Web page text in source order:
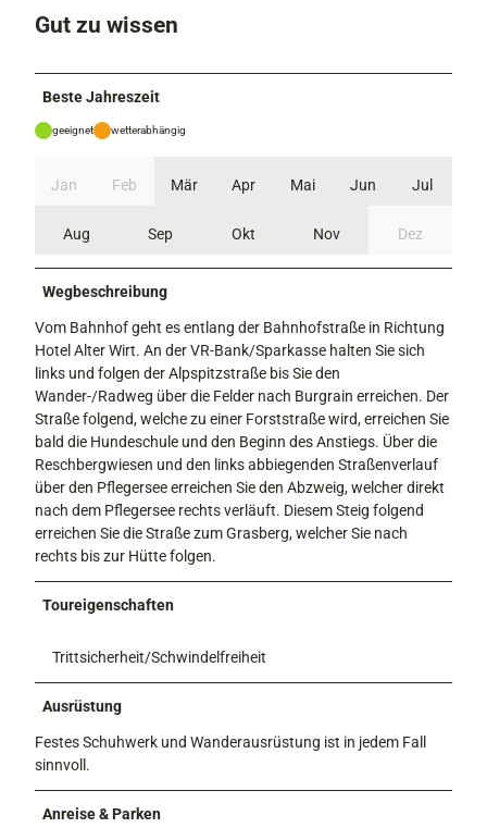
Gut zu wissen
Beste Jahreszeit
geeignet wetterabhängig
Jan Feb Mär Apr Mai Jun Jul
Aug Sep Okt Nov Dez
Wegbeschreibung
Vom Bahnhof geht es entlang der Bahnhofstraße in Richtung
Hotel Alter Wirt. An der VR-Bank/Sparkasse halten Sie sich
links und folgen der Alpspitzstraße bis Sie den
Wander-/Radweg über die Felder nach Burgrain erreichen. Der
Straße folgend, welche zu einer Forststraße wird, erreichen Sie
bald die Hundeschule und den Beginn des Anstiegs. Über die
Reschbergwiesen und den links abbiegenden Straßenverlauf
über den Pflegersee erreichen Sie den Abzweig, welcher direkt
nach dem Pflegersee rechts verläuft. Diesem Steig folgend
erreichen Sie die Straße zum Grasberg, welcher Sie nach
rechts bis zur Hütte folgen.
Toureigenschaften
Trittsicherheit/Schwindelfreiheit
Ausrüstung
Festes Schuhwerk und Wanderausrüstung ist in jedem Fall
sinnvoll.
Anreise & Parken